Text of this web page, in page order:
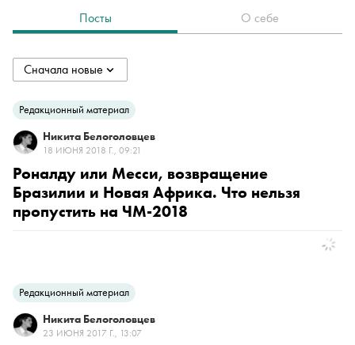
Посты О себе
Сначала новые
collapsed
Сначала новые
Сначала старые
По популярности
Редакционный материал
Никита Белоголовцев
18 ИЮНЯ 2018 Г., 09:21
Роналду или Месси, возвращение
Бразилии и Новая Африка. Что нельзя
пропустить на ЧМ-2018
Редакционный материал
Никита Белоголовцев
23 ИЮНЯ 2017 Г., 13:07